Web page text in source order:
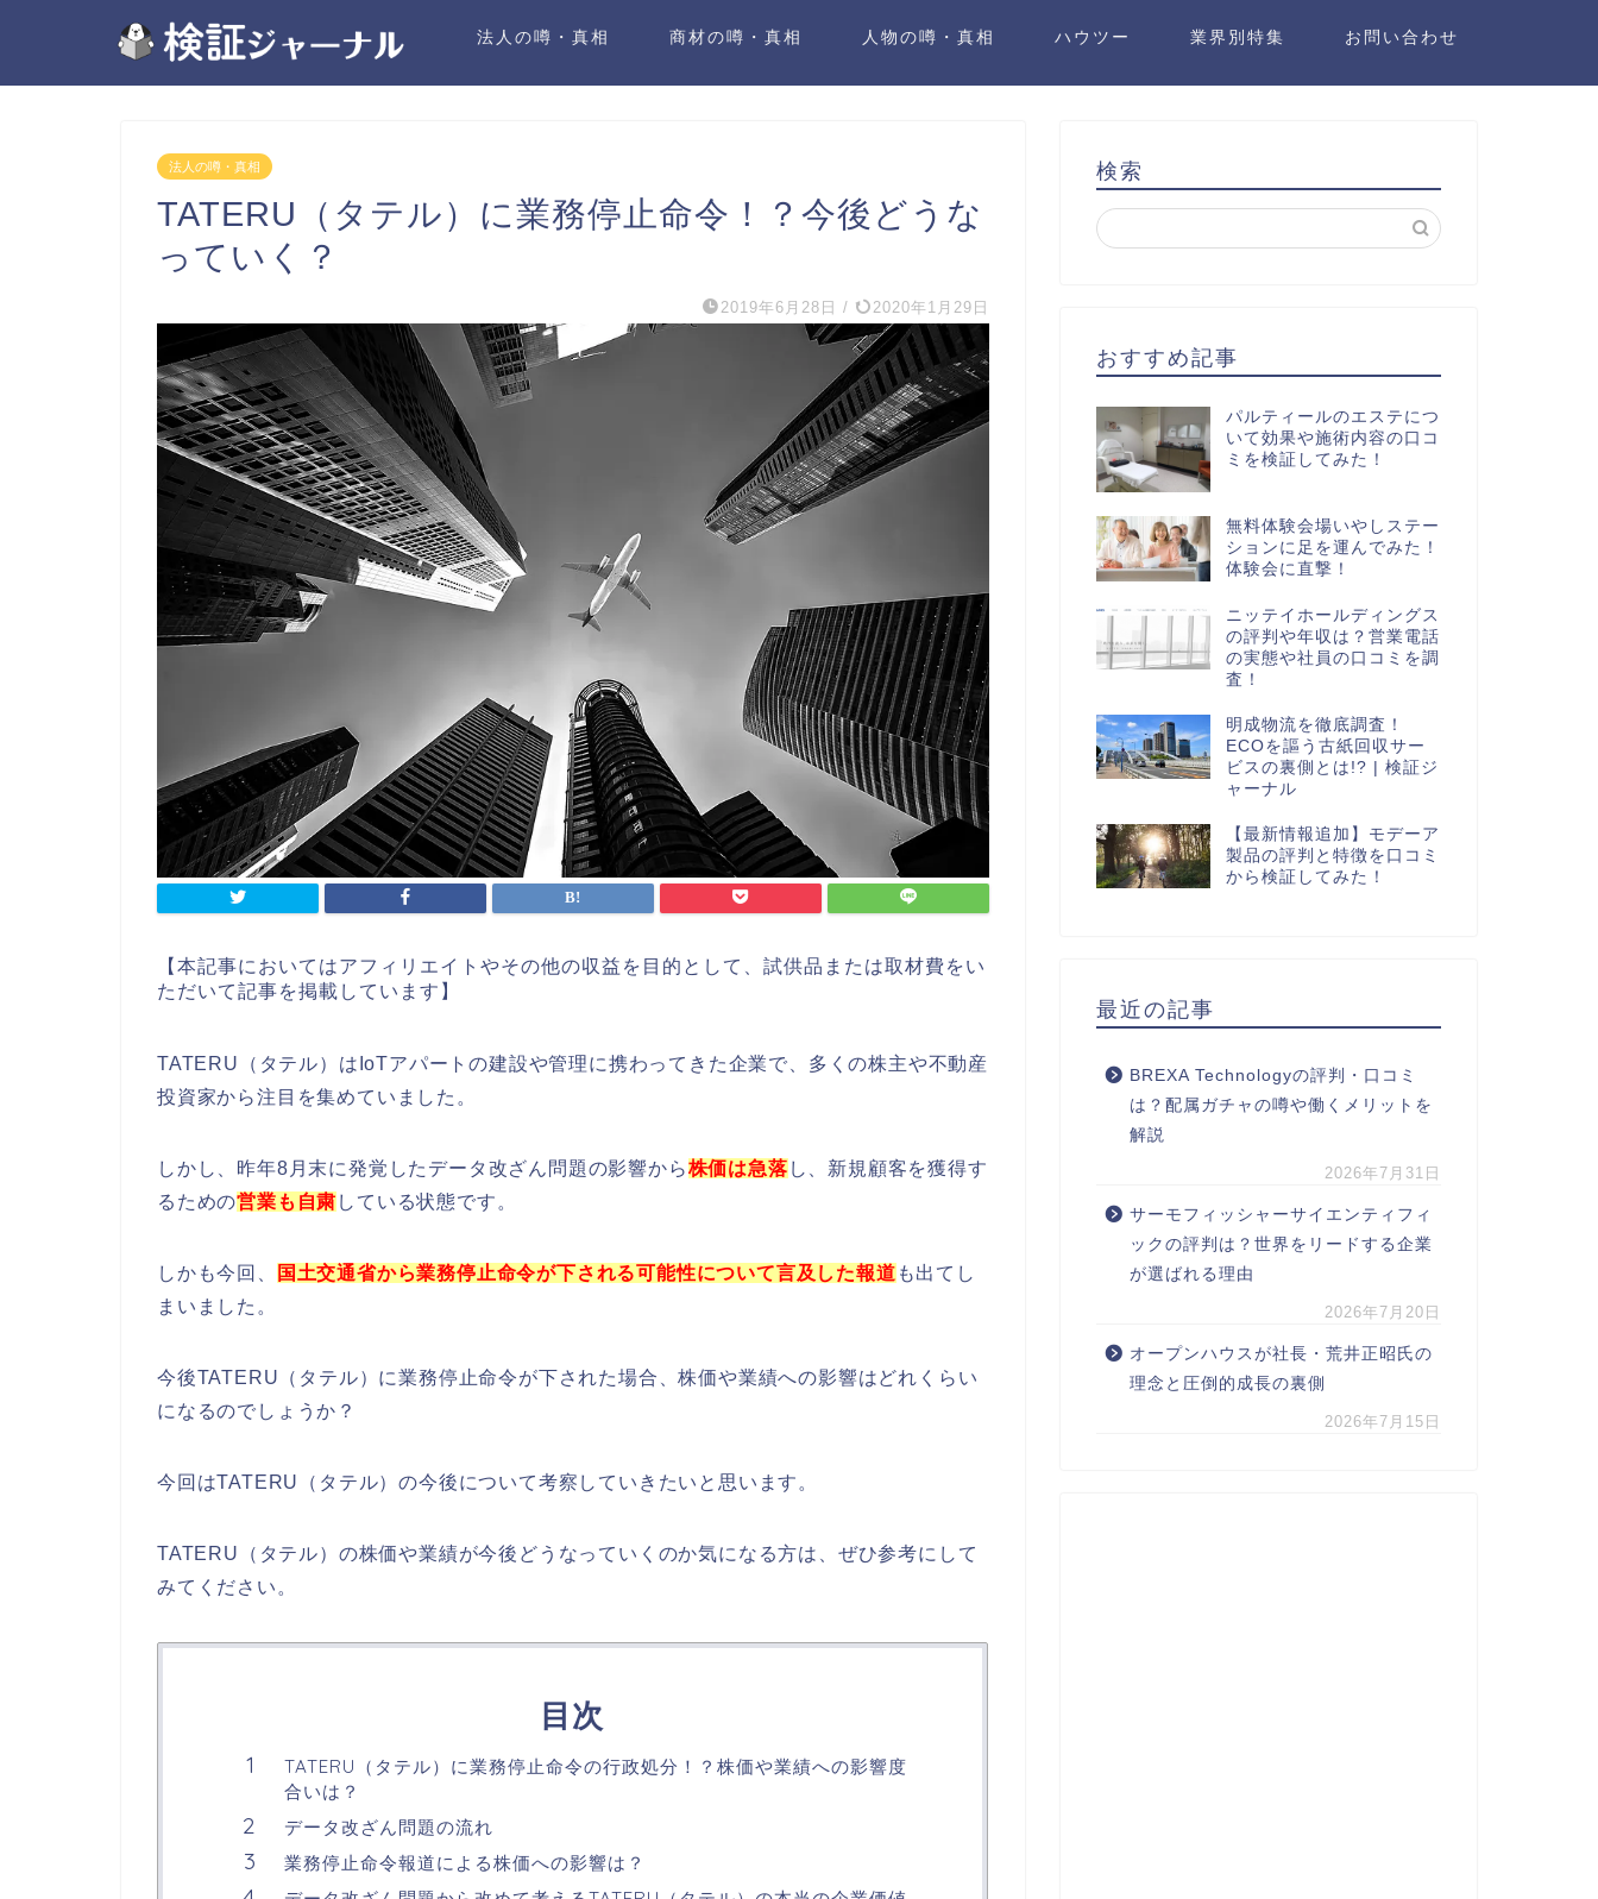
法人の噂・真相 商材の噂・真相 人物の噂・真相 ハウツー 業界別特集 お問い合わせ
法人の噂・真相
TATERU（タテル）に業務停止命令！？今後どうな
っていく？
2019年6月28日 / 2020年1月29日
【本記事においてはアフィリエイトやその他の収益を目的として、試供品または取材費をい
ただいて記事を掲載しています】
TATERU（タテル）はIoTアパートの建設や管理に携わってきた企業で、多くの株主や不動産
投資家から注目を集めていました。
しかし、昨年8月末に発覚したデータ改ざん問題の影響から株価は急落 し、新規顧客を獲得す
るための営業も自粛 している状態です。
しかも今回、 国土交通省から業務停止命令が下される可能性について言及した報道 も出てし
まいました。
今後TATERU（タテル）に業務停止命令が下された場合、株価や業績への影響はどれくらい
になるのでしょうか？
今回はTATERU（タテル）の今後について考察していきたいと思います。
TATERU（タテル）の株価や業績が今後どうなっていくのか気になる方は、ぜひ参考にして
みてください。
目次
TATERU（タテル）に業務停止命令の行政処分！？株価や業績への影響度
合いは？
データ改ざん問題の流れ
業務停止命令報道による株価への影響は？
検索
おすすめ記事
パルティールのエステにつ
いて効果や施術内容の口コ
ミを検証してみた！
無料体験会場いやしステー
ションに足を運んでみた！
体験会に直撃！
ニッテイホールディングス
の評判や年収は？営業電話
の実態や社員の口コミを調
査！
明成物流を徹底調査！
ECOを謳う古紙回収サー
ビスの裏側とは!? | 検証ジ
ャーナル
【最新情報追加】モデーア
製品の評判と特徴を口コミ
から検証してみた！
最近の記事
BREXA Technologyの評判・口コミ
は？配属ガチャの噂や働くメリットを
解説
2026年7月31日
サーモフィッシャーサイエンティフィ
ックの評判は？世界をリードする企業
が選ばれる理由
2026年7月20日
オープンハウスが社長・荒井正昭氏の
理念と圧倒的成長の裏側
2026年7月15日